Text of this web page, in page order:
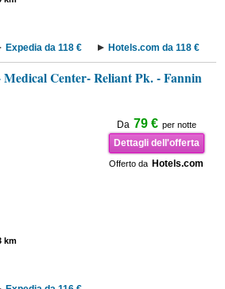
Expedia da 118 € Hotels.com da 118 €
Medical Center- Reliant Pk. - Fannin
Da 79 € per notte
Dettagli dell'offerta
Offerto da Hotels.com
km